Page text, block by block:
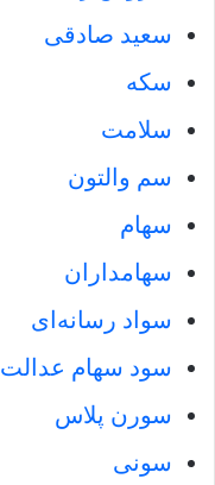
سعید صادقی
سکه‌
سلامت
سم والتون
سهام
سهامداران
سواد رسانه‌ای
سود سهام عدالت
سورن پلاس
سونی